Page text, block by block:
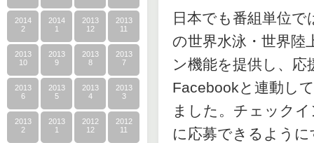
2014
2
2014
1
2013
12
2013
11
2013
10
2013
9
2013
8
2013
7
2013
6
2013
5
2013
4
2013
3
2013
2
2013
1
2012
12
2012
11
日本でも番組単位
の世界水泳・世界
ン機能を提供し、
Facebookと連動し
ました。チェック
に応募できるよう